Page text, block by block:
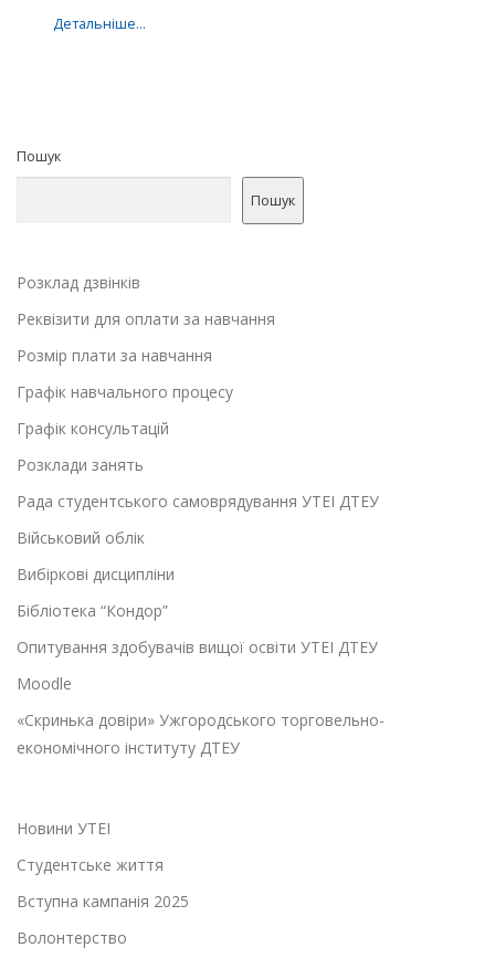
Детальніше…
Пошук
Пошук
Розклад дзвінків
Реквізити для оплати за навчання
Розмір плати за навчання
Графік навчального процесу
Графік консультацій
Розклади занять
Рада студентського самоврядування УТЕІ ДТЕУ
Військовий облік
Вибіркові дисципліни
Бібліотека “Кондор”
Опитування здобувачів вищої освіти УТЕІ ДТЕУ
Moodle
«Скринька довіри» Ужгородського торговельно-
економічного інституту ДТЕУ
Новини УТЕІ
Студентське життя
Вступна кампанія 2025
Волонтерство